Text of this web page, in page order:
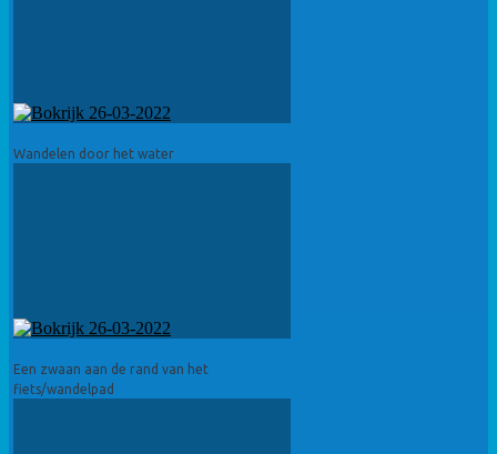
Wandelen door het water
Een zwaan aan de rand van het
fiets/wandelpad